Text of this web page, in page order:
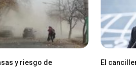
y riesgo de El